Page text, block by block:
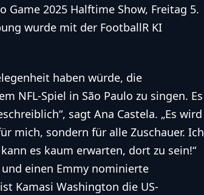
haben würde, die
NFL-Spiel in São Paulo zu singen. Es
sagt Ana Castela. „Es wird
mich, sondern für alle Zuschauer. Ich
es kaum erwarten, dort zu sein!“
einen Emmy nominierte
Kamasi Washington die US-